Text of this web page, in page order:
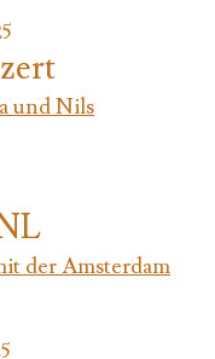
und Nils
der Amsterdam